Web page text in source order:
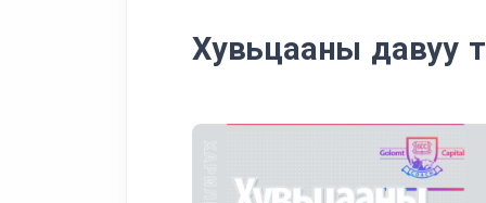
Хувьцааны давуу